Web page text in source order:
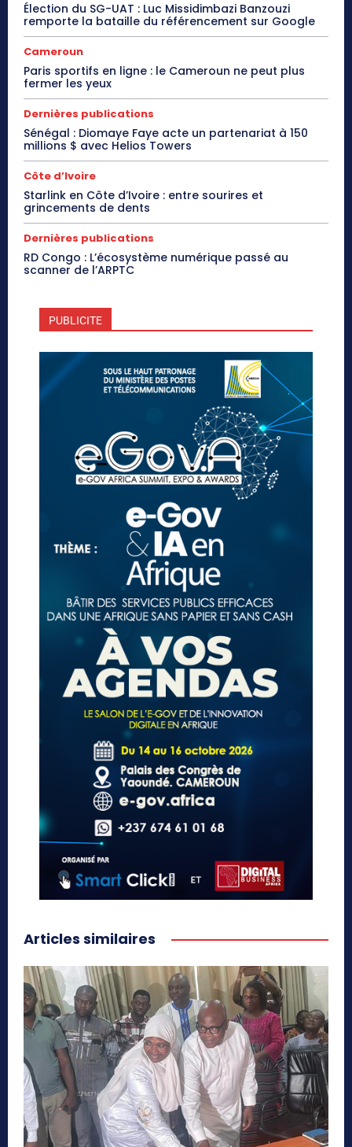
Élection du SG-UAT : Luc Missidimbazi Banzouzi
remporte la bataille du référencement sur Google
Cameroun
Paris sportifs en ligne : le Cameroun ne peut plus
fermer les yeux
Dernières publications
Sénégal : Diomaye Faye acte un partenariat à 150
millions $ avec Helios Towers
Côte d’Ivoire
Starlink en Côte d’Ivoire : entre sourires et
grincements de dents
Dernières publications
RD Congo : L’écosystème numérique passé au
scanner de l’ARPTC
PUBLICITE
Articles similaires